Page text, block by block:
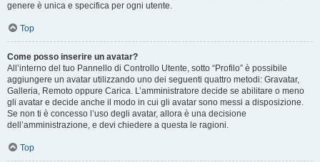
genere è unica e specifica per ogni utente.
Top
Come posso inserire un avatar?
All’interno del tuo Pannello di Controllo Utente, sotto “Profilo” è possibile
aggiungere un avatar utilizzando uno dei seguenti quattro metodi: Gravatar,
Galleria, Remoto oppure Carica. L’amministratore decide se abilitare o meno
gli avatar e decide anche il modo in cui gli avatar sono messi a disposizione.
Se non ti è concesso l’uso degli avatar, allora è una decisione
dell’amministrazione, e devi chiedere a questa le ragioni.
Top